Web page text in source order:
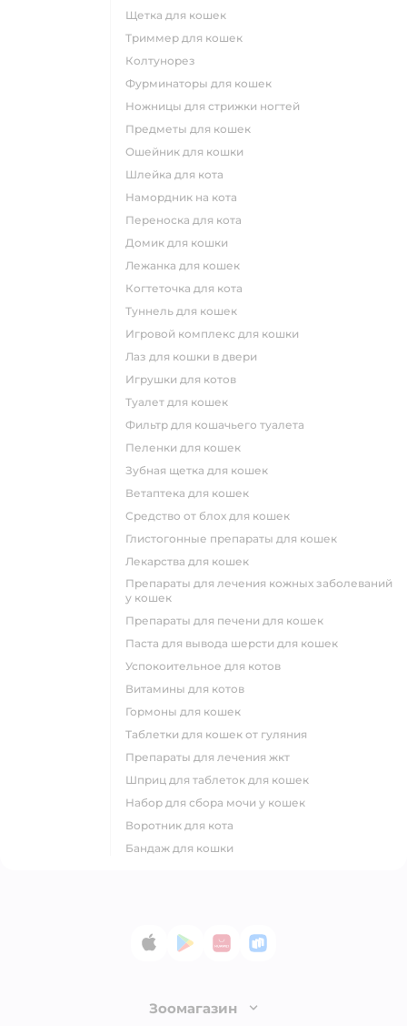
щетка для кошек
триммер для кошек
колтунорез
фурминаторы для кошек
ножницы для стрижки ногтей
предметы для кошек
ошейник для кошки
шлейка для кота
намордник на кота
переноска для кота
домик для кошки
лежанка для кошек
когтеточка для кота
туннель для кошек
игровой комплекс для кошки
лаз для кошки в двери
игрушки для котов
туалет для кошек
фильтр для кошачьего туалета
пеленки для кошек
зубная щетка для кошек
ветаптека для кошек
средство от блох для кошек
глистогонные препараты для кошек
лекарства для кошек
препараты для лечения кожных заболеваний
у кошек
препараты для печени для кошек
паста для вывода шерсти для кошек
успокоительное для котов
витамины для котов
гормоны для кошек
таблетки для кошек от гуляния
препараты для лечения жкт
шприц для таблеток для кошек
набор для сбора мочи у кошек
воротник для кота
бандаж для кошки
App StoreGoogle Play
AppGallery
RuStore
Зоомагазин